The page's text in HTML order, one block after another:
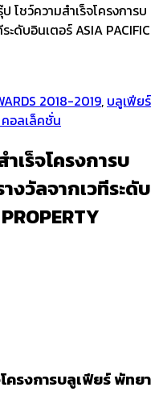
โชว์ความสำเร็จโครงการบ
ดับอินเตอร์ ASIA PACIFIC
2018-2019, บลูเฟียร์
อลเล็คชั่น
เร็จโครงการบ
งวัลจากเวทีระดับ
ครงการบลูเฟียร์ พัทยา